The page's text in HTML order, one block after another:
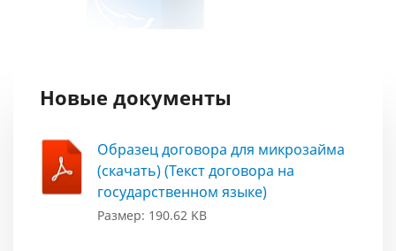
Новые документы
Образец договора для микрозайма
(скачать) (Текст договора на
государственном языке)
Размер: 190.62 KB